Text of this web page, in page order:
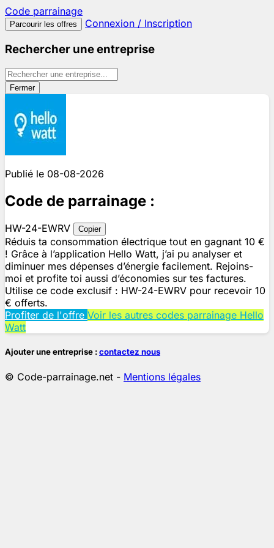
Code parrainage
Parcourir les offres Connexion / Inscription
Rechercher une entreprise
Fermer
Publié le 08-08-2026
Code de parrainage :
HW-24-EWRV Copier
Réduis ta consommation électrique tout en gagnant 10 €
! Grâce à l’application Hello Watt, j’ai pu analyser et
diminuer mes dépenses d’énergie facilement. Rejoins-
moi et profite toi aussi d’économies sur tes factures.
Utilise ce code exclusif : HW-24-EWRV pour recevoir 10
€ offerts.
Profiter de l'offre Voir les autres codes parrainage Hello
Watt
Ajouter une entreprise :contactez nous
© Code-parrainage.net - Mentions légales